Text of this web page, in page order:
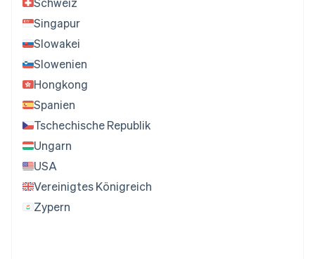
Singapur
Slowakei
Slowenien
Hongkong
Spanien
Tschechische Republik
Ungarn
USA
Vereinigtes Königreich
Zypern